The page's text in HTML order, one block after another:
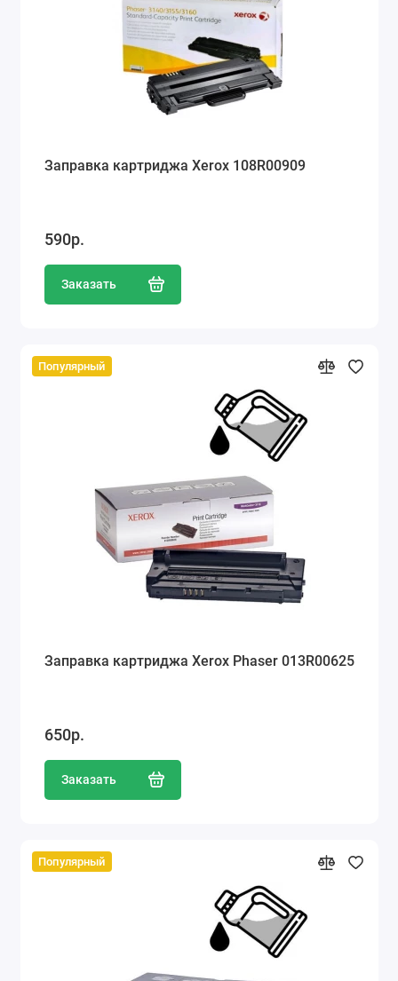
Ремонт обуви
Заточка инструментов
Ремонт мелкой бытовой техники
Ремонт компьютеров
Ремонт мобильных телефонов
Гравировка
Макеты для печати на кружках
Заправка картриджа Xerox 108R00909
590р.
Заказать
Популярный
Заправка картриджа Xerox Phaser 013R00625
650р.
Заказать
Популярный